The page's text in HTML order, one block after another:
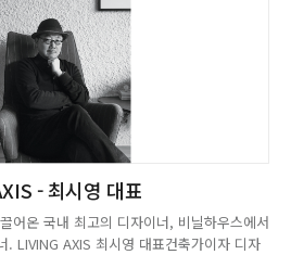
- 최시영 대표
어온 국내 최고의 디자이너, 비닐하우스에서
. LIVING AXIS 최시영 대표건축가이자 디자